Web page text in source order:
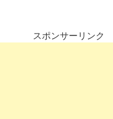
スポンサーリンク